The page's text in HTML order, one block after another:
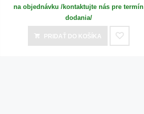
na objednávku /kontaktujte nás pre termín
dodania/
PRIDAŤDO KOŠÍKA